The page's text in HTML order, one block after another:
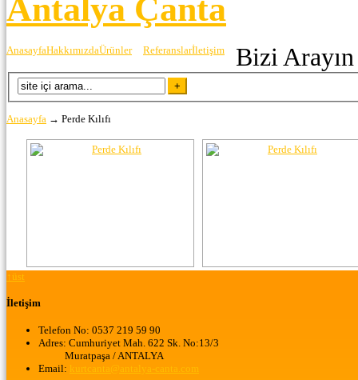
AnasayfaHakkımızdaÜrünler Referanslarİletişim Bizi
Anasayfa → Perde Kılıfı
↑ üst
İletişim
Telefon No: 0537 219 59 90
Adres: Cumhuriyet Mah. 622 Sk. No:13/3
Muratpaşa / ANTALYA
Email: kurtcanta@antalya-canta.com